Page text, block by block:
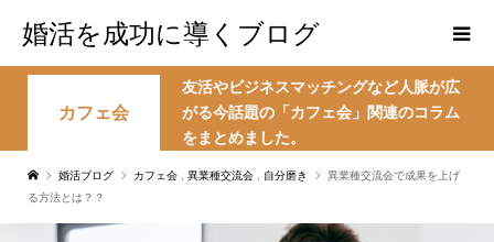
婚活を成功に導くブログ
カフェ会
友活やビジネスマッチングなど人脈が広
がる今話題の「カフェ会」関連のコラム
をまとめました。
婚活ブログ カフェ会 異業種交流会 自分磨き
異業種交流会で成果を上げ
る方法とは？？